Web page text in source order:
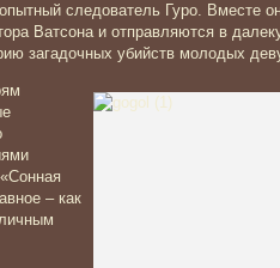
следователь Гуро. Вместе
Ватсона и отправляются в
загадочных убийств молодых
– как